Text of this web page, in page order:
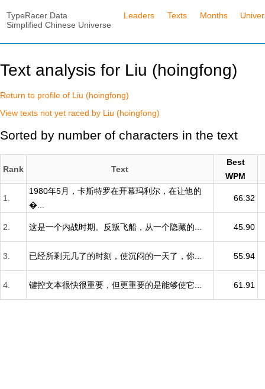
TypeRacer Data
Simplified Chinese Universe
Leaders Texts Months
Text analysis for Liu (hoingfong)
Return to profile of Liu (hoingfong)
View texts not yet raced by Liu (hoingfong)
Sorted by number of characters in the text
Rank Text
Best
WPM
1.
1980年5月，卡斯特罗在开幕玛利尔，在让他的
�...
66.32
2. 这是一个内战时期。反叛飞船，从一个隐藏的... 45.90
3. 已经所剩无几了的时刻，使沉闷的一天了，你... 55.94
4. 键控文本很快很重要，但更重要的是能够使它... 61.91